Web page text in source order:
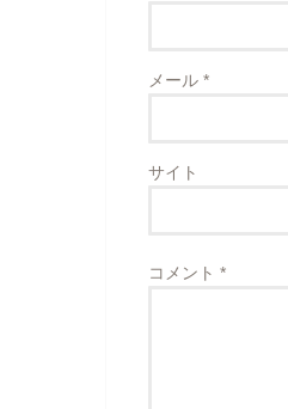
メール *
サイト
コメント *